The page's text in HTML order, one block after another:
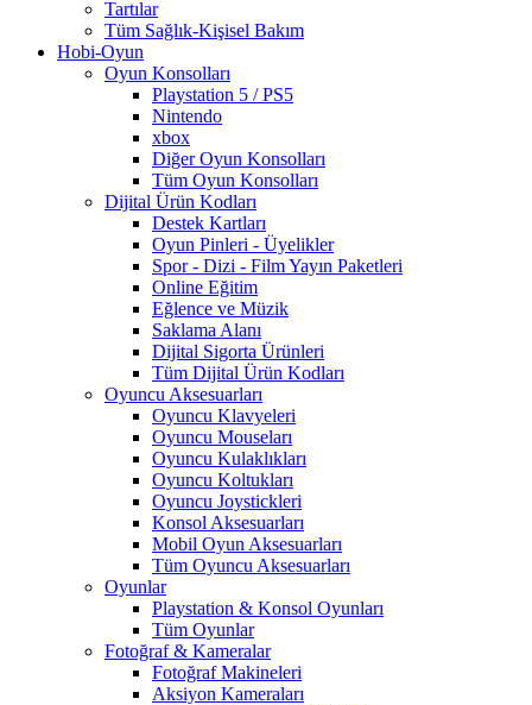
Tartılar
Tüm Sağlık-Kişisel Bakım
Hobi-Oyun
Oyun Konsolları
Playstation 5 / PS5
Nintendo
xbox
Diğer Oyun Konsolları
Tüm Oyun Konsolları
Dijital Ürün Kodları
Destek Kartları
Oyun Pinleri - Üyelikler
Spor - Dizi - Film Yayın Paketleri
Online Eğitim
Eğlence ve Müzik
Saklama Alanı
Dijital Sigorta Ürünleri
Tüm Dijital Ürün Kodları
Oyuncu Aksesuarları
Oyuncu Klavyeleri
Oyuncu Mouseları
Oyuncu Kulaklıkları
Oyuncu Koltukları
Oyuncu Joystickleri
Konsol Aksesuarları
Mobil Oyun Aksesuarları
Tüm Oyuncu Aksesuarları
Oyunlar
Playstation & Konsol Oyunları
Tüm Oyunlar
Fotoğraf & Kameralar
Fotoğraf Makineleri
Aksiyon Kameraları